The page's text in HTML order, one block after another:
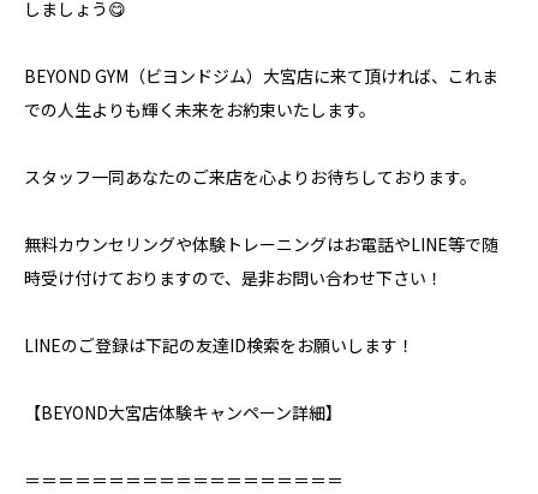
しましょう😋
BEYOND GYM（ビヨンドジム）大宮店に来て頂ければ、これま
での人生よりも輝く未来をお約束いたします。
スタッフ一同あなたのご来店を心よりお待ちしております。
無料カウンセリングや体験トレーニングはお電話やLINE等で随
時受け付けておりますので、是非お問い合わせ下さい！
LINEのご登録は下記の友達ID検索をお願いします！
【BEYOND大宮店体験キャンペーン詳細】⁣
＝＝＝＝＝＝＝＝＝＝＝＝＝＝＝＝＝＝＝⁣